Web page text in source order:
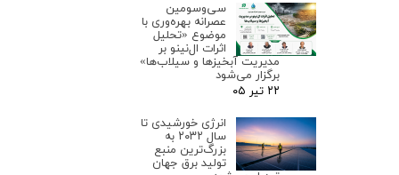
سی‌وسومین
عصرانه بهره‌وری با
موضوع «تحلیل
اثرات ال‌نینو بر
مدیریت آبخیزها و سیلاب‌ها»
برگزار می‌شود
۲۲ تیر ۰۵
انرژی خورشیدی تا
سال ۲۰۳۲ به
بزرگ‌ترین منبع
تولید برق جهان